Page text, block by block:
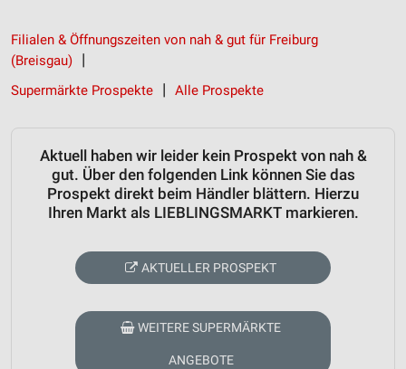
Filialen & Öffnungszeiten von nah & gut für Freiburg
(Breisgau)
Supermärkte Prospekte
Alle Prospekte
Aktuell haben wir leider kein Prospekt von nah &
gut. Über den folgenden Link können Sie das
Prospekt direkt beim Händler blättern. Hierzu
Ihren Markt als LIEBLINGSMARKT markieren.
AKTUELLER PROSPEKT
WEITERE SUPERMÄRKTE
ANGEBOTE